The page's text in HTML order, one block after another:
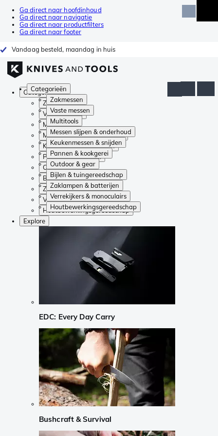
Ga direct naar hoofdinhoud
Ga direct naar navigatie
Ga direct naar productfilters
Ga direct naar footer
Vandaag besteld, maandag in huis
Categorieën
Zakmessen
Vaste messen
Multitools
Messen slijpen & onderhoud
Keukenmessen & snijden
Pannen & kookgerei
Outdoor & gear
Bijlen & tuingereedschap
Zaklampen & batterijen
Verrekijkers & monoculairs
Houtbewerkingsgereedschap
Categorieën
Zakmessen
Vaste messen
Multitools
Messen slijpen & onderhoud
Keukenmessen & snijden
Pannen & kookgerei
Outdoor & gear
Bijlen & tuingereedschap
Zaklampen & batterijen
Verrekijkers & monoculairs
Houtbewerkingsgereedschap
Explore
EDC: Every Day Carry
Bushcraft & Survival